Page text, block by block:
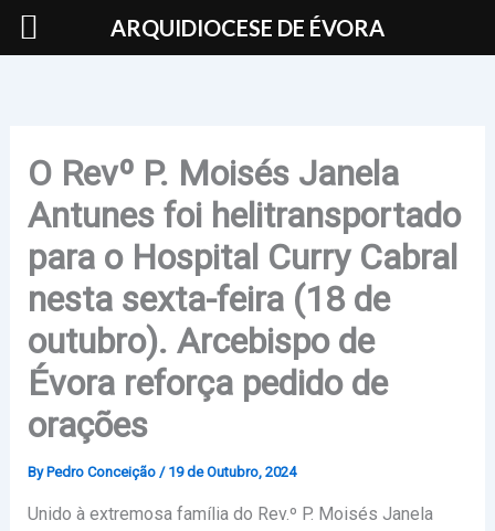
Skip
O Revº P. Moisés Janela
Antunes foi helitransportado
para o Hospital Curry Cabral
nesta sexta-feira (18 de
outubro). Arcebispo de
Évora reforça pedido de
orações
By Pedro Conceição / 19 de Outubro, 2024
Unido à extremosa família do Rev.º P. Moisés Janela
ARQUIDIOCESE DE ÉVORA